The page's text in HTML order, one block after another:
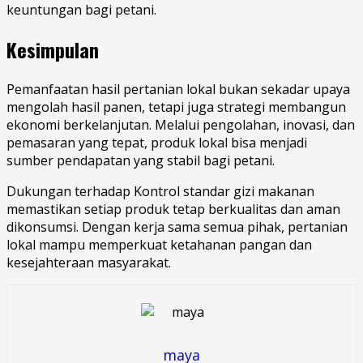
keuntungan bagi petani.
Kesimpulan
Pemanfaatan hasil pertanian lokal bukan sekadar upaya
mengolah hasil panen, tetapi juga strategi membangun
ekonomi berkelanjutan. Melalui pengolahan, inovasi, dan
pemasaran yang tepat, produk lokal bisa menjadi
sumber pendapatan yang stabil bagi petani.
Dukungan terhadap Kontrol standar gizi makanan
memastikan setiap produk tetap berkualitas dan aman
dikonsumsi. Dengan kerja sama semua pihak, pertanian
lokal mampu memperkuat ketahanan pangan dan
kesejahteraan masyarakat.
maya